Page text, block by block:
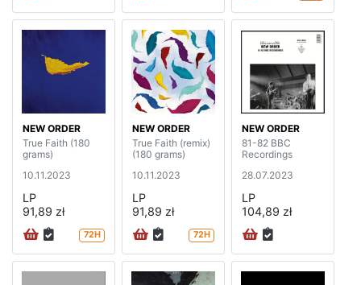
NEW ORDER
True Faith (180
grams)
10.11.2023
LP
91,89 zł
72H
NEW ORDER
True Faith (remix)
(180 grams)
10.11.2023
LP
91,89 zł
72H
NEW ORDER
81-82 BBC
Recordings
28.07.2023
LP
104,89 zł